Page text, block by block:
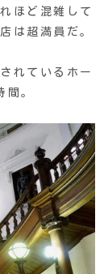
ほど混雑して
は超満員だ。
れているホー
間。